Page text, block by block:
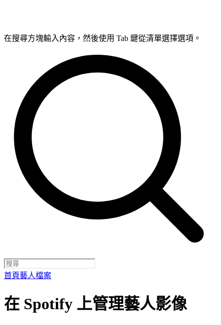
在搜尋方塊輸入內容，然後使用 Tab 鍵從清單選擇選項。
首頁藝人檔案
在 Spotify 上管理藝人影像